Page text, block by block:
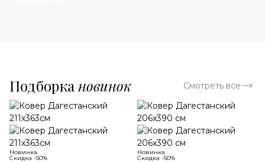
Подборка новинок Смотреть все
Новинка
Скидка -50%
Новинка
Скидка -50%